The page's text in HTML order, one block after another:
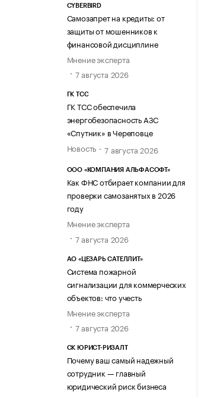
CYBERBIRD
Самозапрет на кредиты: от
защиты от мошенников к
финансовой дисциплине
Мнение эксперта
7 августа 2026
ГК ТСС
ГК ТСС обеспечила
энергобезопасность АЗС
«Спутник» в Череповце
Новость
7 августа 2026
ООО «КОМПАНИЯ АЛЬФАСОФТ»
Как ФНС отбирает компании для
проверки самозанятых в 2026
году
Мнение эксперта
7 августа 2026
АО «ЦЕЗАРЬ САТЕЛЛИТ»
Система пожарной
сигнализации для коммерческих
объектов: что учесть
Мнение эксперта
7 августа 2026
СК ЮРИСТ-РИЗАЛТ
Почему ваш самый надежный
сотрудник — главный
юридический риск бизнеса